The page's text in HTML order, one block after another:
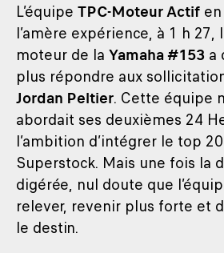
L’équipe TPC-Moteur Actif
l’amère expérience, à 1 h 27,
moteur de la Yamaha #153 a
plus répondre aux
Jordan Peltier. Cette équipe
abordait ses deuxièmes 24
l’ambition d’intégrer le top
Superstock. Mais une fois la
digérée, nul doute que
relever, revenir plus forte et
le destin.